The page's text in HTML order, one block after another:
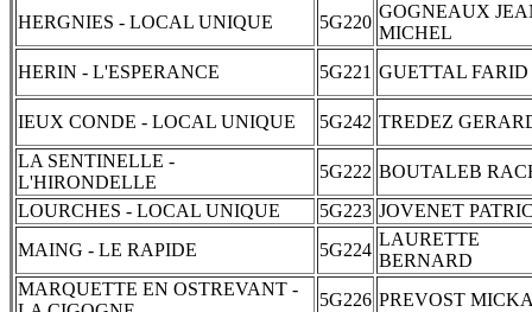
HERGNIES - LOCAL UNIQUE
5G220
GOGNEAUX
MICHEL
HERIN - L'ESPERANCE
5G221 GUETTAL FARID
IEUX CONDE - LOCAL UNIQUE 5G242 TREDEZ
LA SENTINELLE -
L'HIRONDELLE
5G222 BOUTALEB
LOURCHES - LOCAL UNIQUE
5G223 JOVENET
MAING - LE RAPIDE
5G224
LAURETTE
BERNARD
MARQUETTE EN OSTREVANT -
5G226 PREVOST